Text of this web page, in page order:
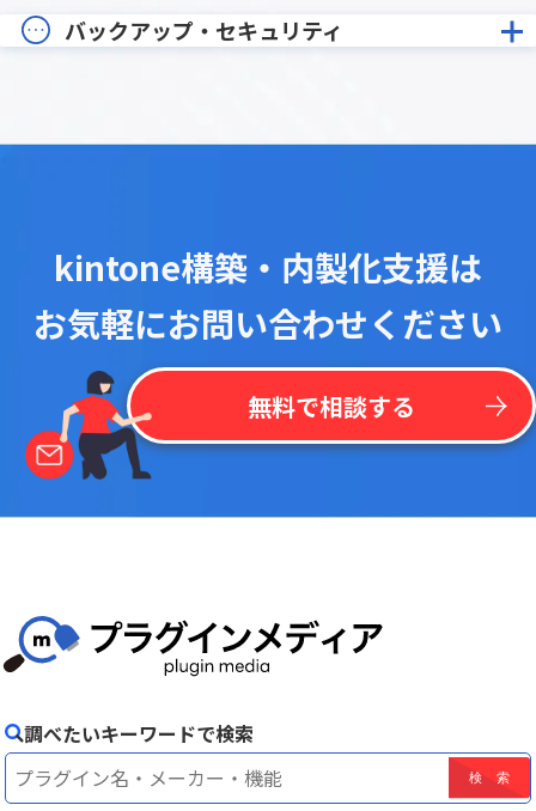
バックアップ・セキュリティ
kintone構築・内製化支援は
お気軽にお問い合わせください
無料で相談する
調べたいキーワードで検索